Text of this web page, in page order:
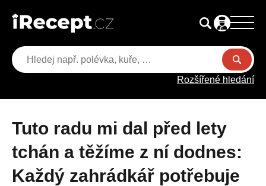
Rozšířené hledání
Tuto radu mi dal před lety
tchán a těžíme z ní dodnes:
Každý zahrádkář potřebuje